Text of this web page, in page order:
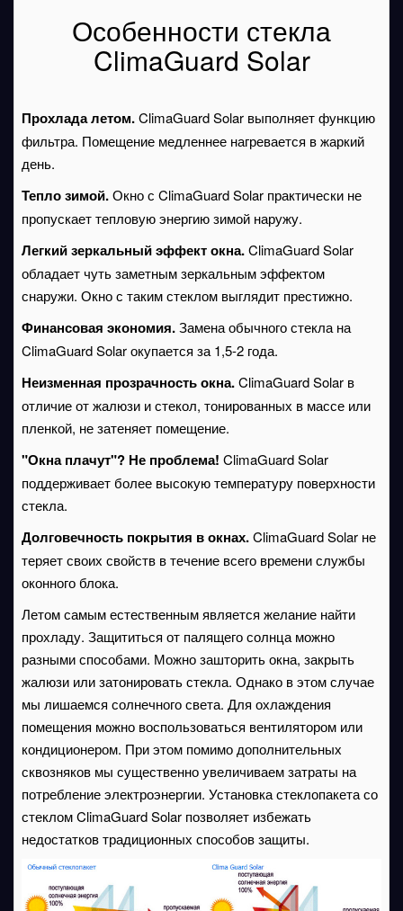
Особенности стекла
ClimaGuard Solar
Прохлада летом.ClimaGuard Solar выполняет функцию
фильтра. Помещение медленнее нагревается в жаркий
день.
Тепло зимой.Окно с ClimaGuard Solar практически не
пропускает тепловую энергию зимой наружу.
Легкий зеркальный эффект окна.ClimaGuard Solar
обладает чуть заметным зеркальным эффектом
снаружи. Окно с таким стеклом выглядит престижно.
Финансовая экономия.Замена обычного стекла на
ClimaGuard Solar окупается за 1,5-2 года.
Неизменная прозрачность окна.ClimaGuard Solar в
отличие от жалюзи и стекол, тонированных в массе или
пленкой, не затеняет помещение.
"Окна плачут"? Не проблема! ClimaGuard Solar
поддерживает более высокую температуру поверхности
стекла.
Долговечность покрытия в окнах.ClimaGuard Solar не
теряет своих свойств в течение всего времени службы
оконного блока.
Летом самым естественным является желание найти
прохладу. Защититься от палящего солнца можно
разными способами. Можно зашторить окна, закрыть
жалюзи или затонировать стекла. Однако в этом случае
мы лишаемся солнечного света. Для охлаждения
помещения можно воспользоваться вентилятором или
кондиционером. При этом помимо дополнительных
сквозняков мы существенно увеличиваем затраты на
потребление электроэнергии. Установка стеклопакета со
стеклом ClimaGuard Solar позволяет избежать
недостатков традиционных способов защиты.